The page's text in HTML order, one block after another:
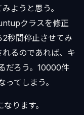
ようと思う。
クラスを修正
秒間停止させてみ
るのであれば、キ
だろう。10000件
てしまう。
ります。